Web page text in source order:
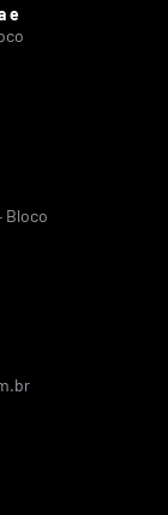
e
Bloco